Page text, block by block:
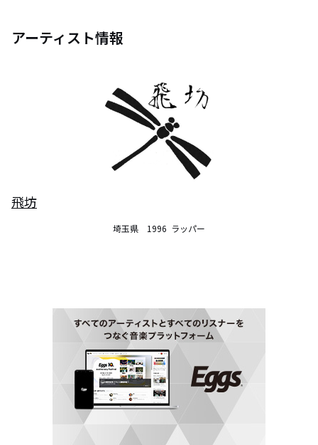
アーティスト情報
飛坊
埼玉県　1996  ラッパー